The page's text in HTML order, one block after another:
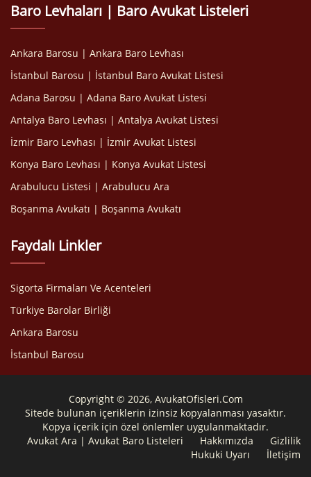
Baro Levhaları | Baro Avukat Listeleri
Ankara Barosu | Ankara Baro Levhası
İstanbul Barosu | İstanbul Baro Avukat Listesi
Adana Barosu | Adana Baro Avukat Listesi
Antalya Baro Levhası | Antalya Avukat Listesi
İzmir Baro Levhası | İzmir Avukat Listesi
Konya Baro Levhası | Konya Avukat Listesi
Arabulucu Listesi | Arabulucu Ara
Boşanma Avukatı | Boşanma Avukatı
Faydalı Linkler
Sigorta Firmaları Ve Acenteleri
Türkiye Barolar Birliği
Ankara Barosu
İstanbul Barosu
Copyright © 2026, AvukatOfisleri.Com
Sitede bulunan içeriklerin izinsiz kopyalanması yasaktır.
Kopya içerik için özel önlemler uygulanmaktadır.
Avukat Ara | Avukat Baro Listeleri
Hakkımızda
Gizlilik
Hukuki Uyarı
İletişim